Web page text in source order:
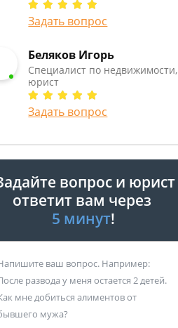
Задать вопрос
Беляков Игорь
Специалист по недвижимости,
юрист
Задать вопрос
вопрос и юрист
ответит вам через
5 минут!